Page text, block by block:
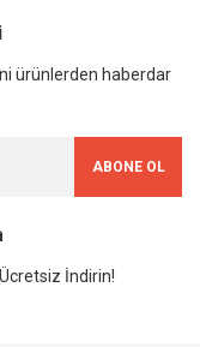
ürünlerden haberdar
ABONE OL
İndirin!